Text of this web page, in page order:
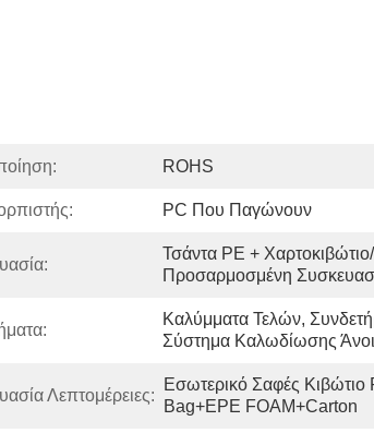
ROHS
PC Που Παγώνουν
Τσάντα PE + Χαρτοκιβώτιο/
Προσαρμοσμένη
Καλύμματα Τελών,
Σύστημα Καλωδίωσης
Λεπτομέρειες:
Εσωτερικό Σαφές Κιβώτιο
Bag+EPE FOAM+Carton